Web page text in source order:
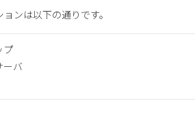
ンは以下の通りです。
プ
ーバ